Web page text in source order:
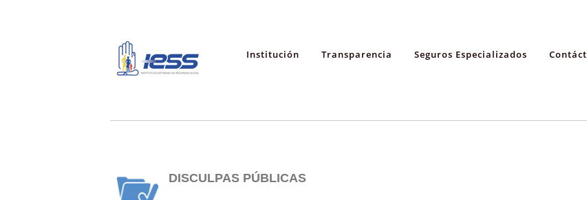
Institución Transparencia Seguros Especializados
DISCULPAS PÚBLICAS